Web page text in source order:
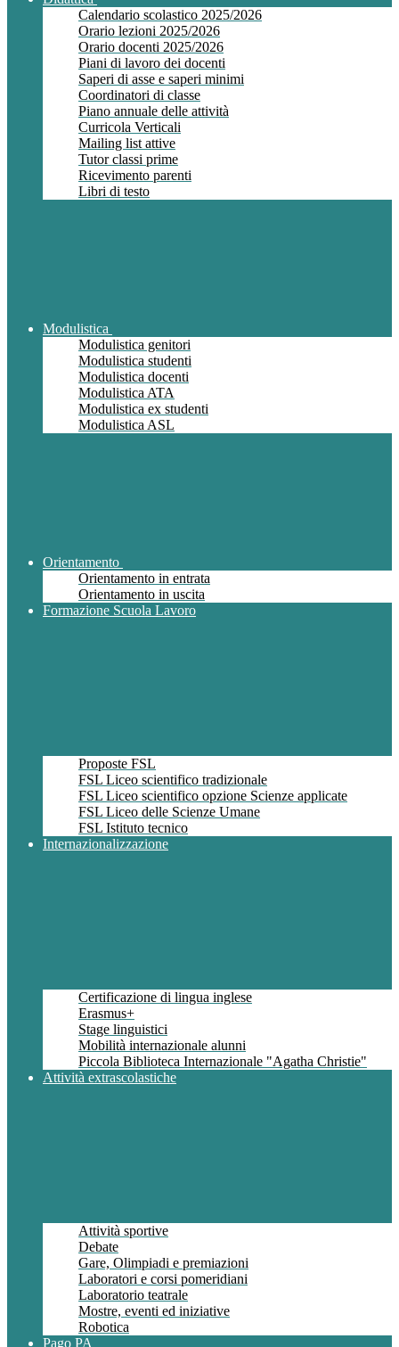
Calendario scolastico 2025/2026
Orario lezioni 2025/2026
Orario docenti 2025/2026
Piani di lavoro dei docenti
Saperi di asse e saperi minimi
Coordinatori di classe
Piano annuale delle attività
Curricola Verticali
Mailing list attive
Tutor classi prime
Ricevimento parenti
Libri di testo
Modulistica
Modulistica genitori
Modulistica studenti
Modulistica docenti
Modulistica ATA
Modulistica ex studenti
Modulistica ASL
Orientamento
Orientamento in entrata
Orientamento in uscita
Formazione Scuola Lavoro
Proposte FSL
FSL Liceo scientifico tradizionale
FSL Liceo scientifico opzione Scienze applicate
FSL Liceo delle Scienze Umane
FSL Istituto tecnico
Internazionalizzazione
Certificazione di lingua inglese
Erasmus+
Stage linguistici
Mobilità internazionale alunni
Piccola Biblioteca Internazionale "Agatha Christie"
Attività extrascolastiche
Attività sportive
Debate
Gare, Olimpiadi e premiazioni
Laboratori e corsi pomeridiani
Laboratorio teatrale
Mostre, eventi ed iniziative
Robotica
Pago PA